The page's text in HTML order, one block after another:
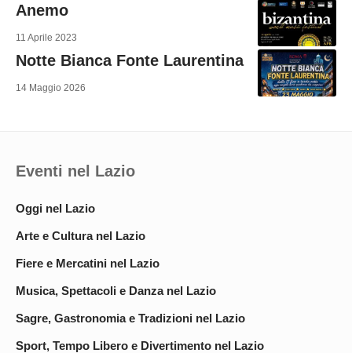
Anemo
11 Aprile 2023
Notte Bianca Fonte Laurentina
14 Maggio 2026
Eventi nel Lazio
Oggi nel Lazio
Arte e Cultura nel Lazio
Fiere e Mercatini nel Lazio
Musica, Spettacoli e Danza nel Lazio
Sagre, Gastronomia e Tradizioni nel Lazio
Sport, Tempo Libero e Divertimento nel Lazio